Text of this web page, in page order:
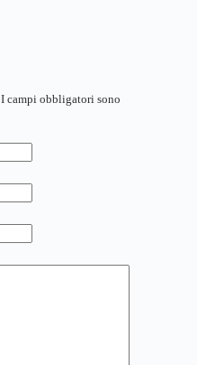
I campi obbligatori sono